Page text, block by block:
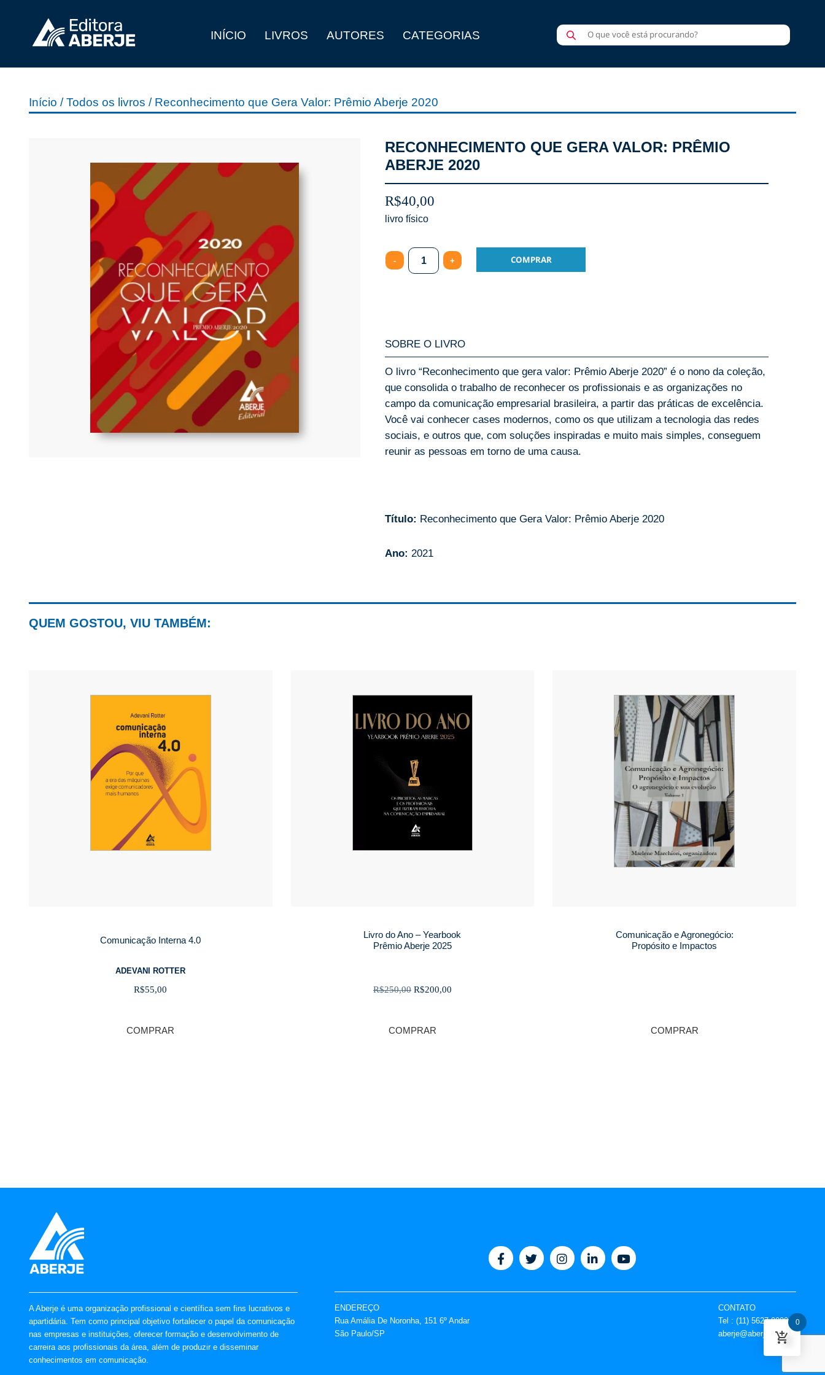
INÍCIO LIVROS AUTORES CATEGORIAS
Pesquisar
produtos
Início /Todos os livros / Reconhecimento que Gera Valor: Prêmio Aberje 2020
RECONHECIMENTO QUE GERA VALOR: PRÊMIO
ABERJE 2020
R$40,00
Quantity COMPRAR
SOBRE O LIVRO
O livro “Reconhecimento que gera valor: Prêmio Aberje 2020” é o nono da coleção,
que consolida o trabalho de reconhecer os profissionais e as organizações no
campo da comunicação empresarial brasileira, a partir das práticas de excelência.
Você vai conhecer cases modernos, como os que utilizam a tecnologia das redes
sociais, e outros que, com soluções inspiradas e muito mais simples, conseguem
reunir as pessoas em torno de uma causa.
Título: Reconhecimento que Gera Valor: Prêmio Aberje 2020
Ano: 2021
QUEM GOSTOU, VIU TAMBÉM:
Comunicação Interna 4.0
ADEVANI ROTTER
R$55,00
COMPRAR
Livro do Ano – Yearbook
Prêmio Aberje 2025
R$250,00 O
era:
R$200,00O
COMPRAR
Comunicação e Agronegócio:
Propósito e Impactos
COMPRAR
A Aberje é uma organização profissional e científica sem fins lucrativos e
apartidária. Tem como principal objetivo fortalecer o papel da comunicação
nas empresas e instituições, oferecer formação e desenvolvimento de
carreira aos profissionais da área, além de produzir e disseminar
conhecimentos em comunicação.
ENDEREÇO
Rua Amália De Noronha, 151 6º Andar
São Paulo/SP
CONTATO
Tel : (11) 5627-9090
aberje@aberje.com.br
0